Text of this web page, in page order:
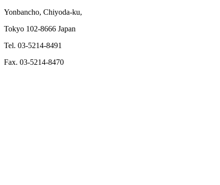
Yonbancho, Chiyoda-ku,
Tokyo 102-8666 Japan
Tel. 03-5214-8491
Fax. 03-5214-8470